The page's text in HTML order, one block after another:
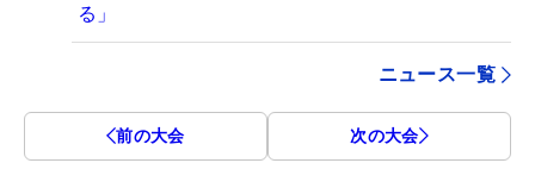
る」
ニュース一覧
前の大会 次の大会